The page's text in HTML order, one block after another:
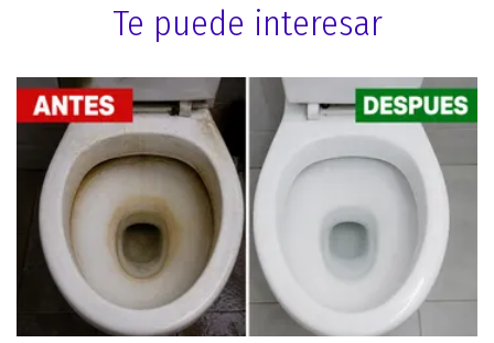
Te puede interesar